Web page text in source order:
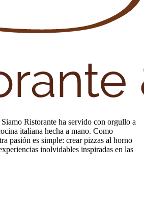
Ristorante ha servido con orgullo a
italiana hecha a mano. Como
pasión es simple: crear pizzas al horno
inolvidables inspiradas en las